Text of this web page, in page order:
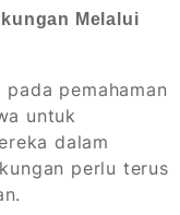
Melalui
pemahaman
untuk
dalam
perlu terus